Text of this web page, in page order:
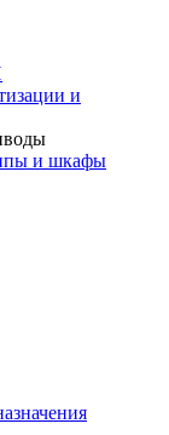
и
и шкафы